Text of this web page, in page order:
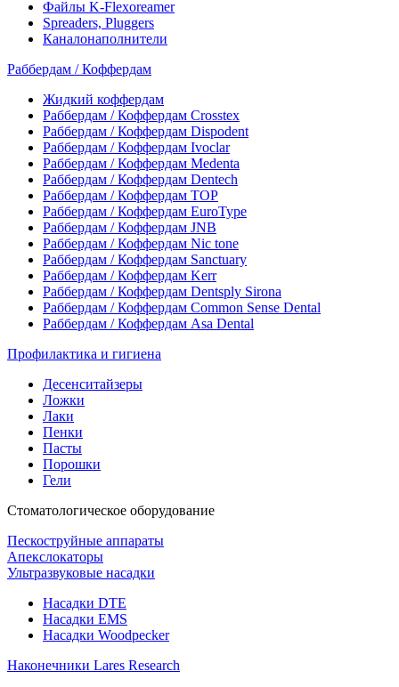
Файлы K-Flexoreamer
Spreaders, Pluggers
Каналонаполнители
Раббердам / Коффердам
Жидкий коффердам
Раббердам / Коффердам Crosstex
Раббердам / Коффердам Dispodent
Раббердам / Коффердам Ivoclar
Раббердам / Коффердам Medenta
Раббердам / Коффердам Dentech
Раббердам / Коффердам ТОР
Раббердам / Коффердам EuroType
Раббердам / Коффердам JNB
Раббердам / Коффердам Nic tone
Раббердам / Коффердам Sanctuary
Раббердам / Коффердам Kerr
Раббердам / Коффердам Dentsply Sirona
Раббердам / Коффердам Common Sense Dental
Раббердам / Коффердам Asa Dental
Профилактика и гигиена
Десенситайзеры
Ложки
Лаки
Пенки
Пасты
Порошки
Гели
Стоматологическое оборудование
Пескоструйные аппараты
Апекслокаторы
Ультразвуковые насадки
Насадки DTE
Насадки EMS
Насадки Woodpecker
Наконечники Lares Research